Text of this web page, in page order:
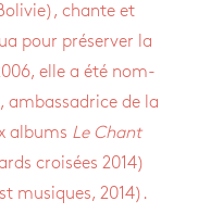
chante et
pour pré­ser­ver la
elle a été nom­
ambas­sa­drice de la
albums Le Chant
croi­sées 2014)
musiques, 2014).